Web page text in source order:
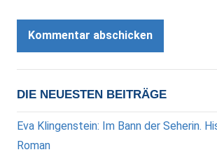
DIE NEUESTEN BEITRÄGE
Eva Klingenstein: Im Bann der Seherin.
Roman